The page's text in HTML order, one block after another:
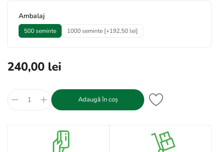
Ambalaj
500 seminte 1000 seminte [+192,50 lei]
240,00 lei
Adaugă în coș